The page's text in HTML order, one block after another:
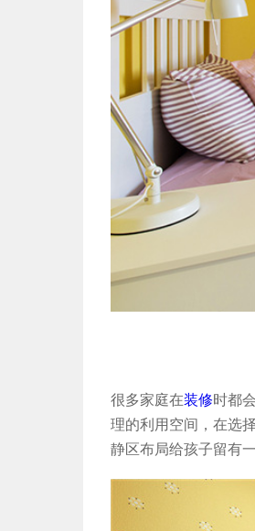
很多家庭在装修时都
理的利用空间，在选
静区布局给孩子留有